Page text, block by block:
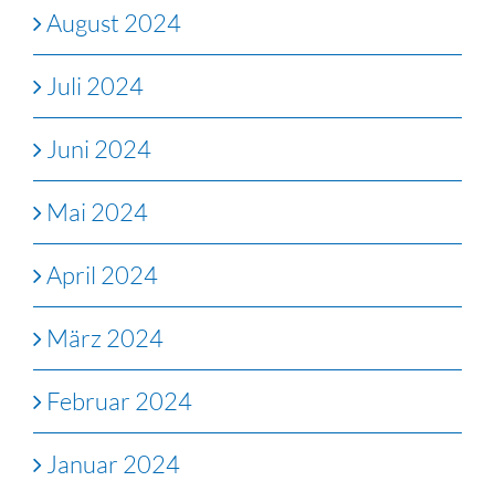
August 2024
Juli 2024
Juni 2024
Mai 2024
April 2024
März 2024
Februar 2024
Januar 2024